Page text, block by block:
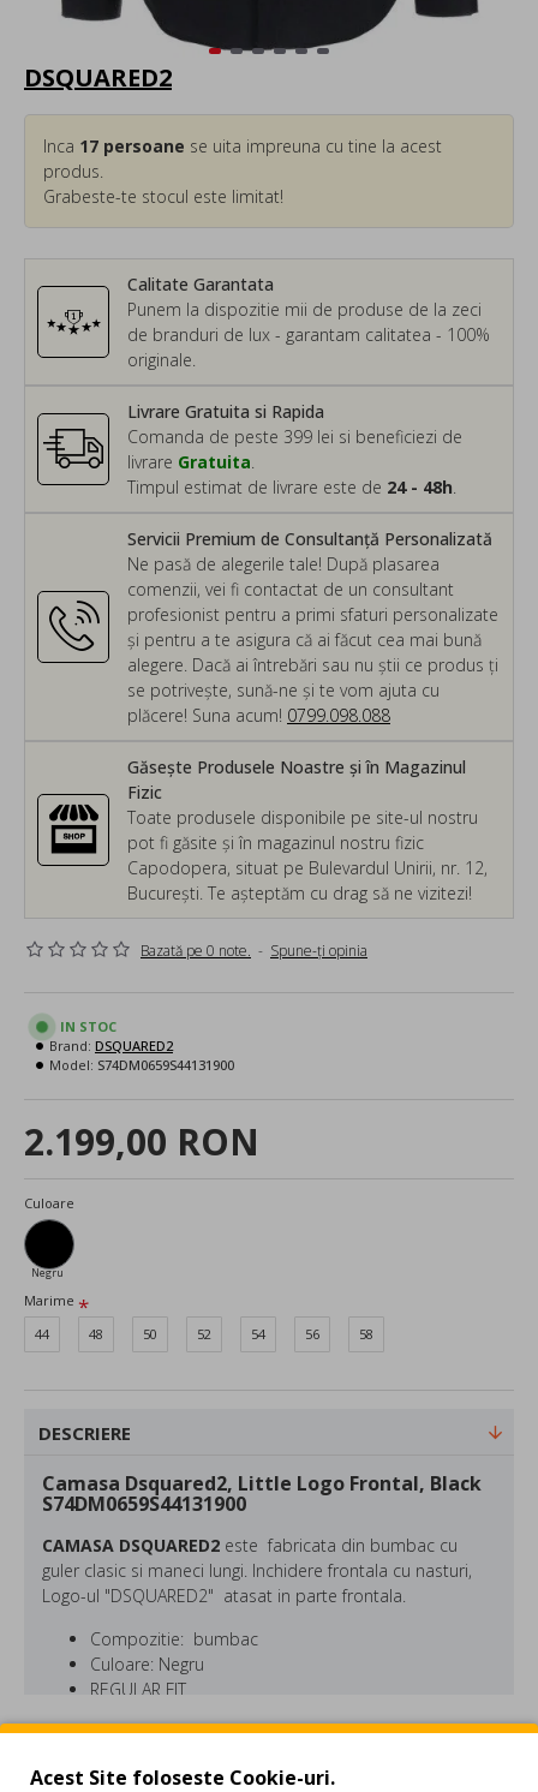
DSQUARED2
Calitate Garantata
Punem la dispozitie mii de produse de la zeci
de branduri de lux - garantam calitatea - 100%
originale.
Inca 17 persoane se uita impreuna cu tine la acest
produs.
Grabeste-te stocul este limitat!
Servicii Premium de Consultanță Personalizată
Ne pasă de alegerile tale! După plasarea
comenzii, vei fi contactat de un consultant
profesionist pentru a primi sfaturi personalizate
și pentru a te asigura că ai făcut cea mai bună
alegere. Dacă ai întrebări sau nu știi ce produs ți
se potrivește, sună-ne și te vom ajuta cu
plăcere! Suna acum! 0799.098.088
Livrare Gratuita si Rapida
Comanda de peste 399 lei si beneficiezi de
livrare Gratuita
Timpul estimat de livrare este de 24 - 48h
Găsește Produsele Noastre și în Magazinul
Fizic
Toate produsele disponibile pe site-ul nostru
pot fi găsite și în magazinul nostru fizic
Capodopera, situat pe Bulevardul Unirii, nr. 12,
București. Te așteptăm cu drag să ne vizitezi!
Bazată pe 0 note. - Spune-ţi opinia
2.199,00 RON
IN STOC
Brand: DSQUARED2
Model: S74DM0659S44131900
Culoare
Negru
Marime
44
48 50 52 54 56 58
DESCRIERE
Camasa Dsquared2, Little Logo Frontal, Black
S74DM0659S44131900
CAMASA DSQUARED2 este fabricata din bumbac cu
guler clasic si maneci lungi. Inchidere frontala cu nasturi,
Logo-ul "DSQUARED2" atasat in parte frontala.
Compozitie: bumbac
Culoare: Negru
REGULAR FIT
DSQUARED este o marca fondata in 1995 de catre fratii
DSQUARED2 indraznete au ca atribute ornamentele
Acest Site foloseste Cookie-uri.